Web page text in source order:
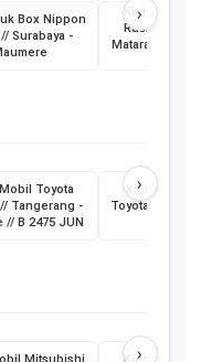
Box Nippon
Surabaya -
Kirim Mobil
Rush //
Mataram Lombok
›
Toyota
// Tangerang -
// B 2475 JUN
Kirim 2 Unit
Toyota HiAce //
›
›